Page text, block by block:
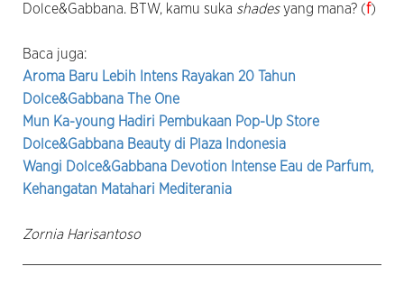
Dolce&Gabbana. BTW, kamu suka shadesyang mana? (f)
Baca juga:
Aroma Baru Lebih Intens Rayakan 20 Tahun
Dolce&Gabbana The One
Mun Ka-young Hadiri Pembukaan Pop-Up Store
Dolce&Gabbana Beauty di Plaza Indonesia
Wangi Dolce&Gabbana Devotion Intense Eau de Parfum,
Kehangatan Matahari Mediterania
Zornia Harisantoso